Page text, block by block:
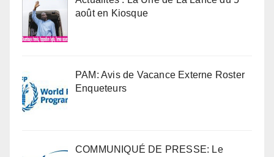
août en Kiosque
PAM: Avis de Vacance Externe Roster
Enqueteurs
COMMUNIQUÉ DE PRESSE: Le